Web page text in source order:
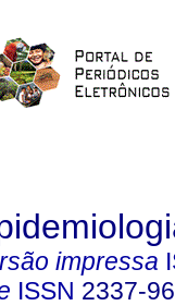
impressa
ISSN 2337-